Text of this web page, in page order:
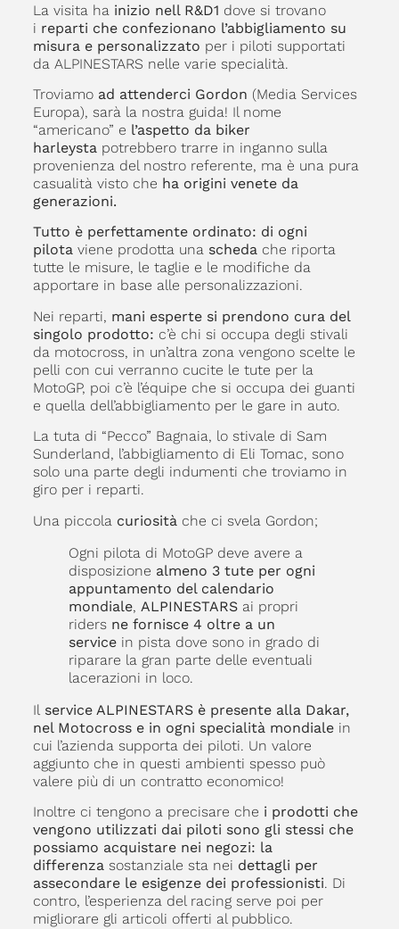
La visita ha inizio nell R&D1 dove si trovano
i reparti che confezionano l’abbigliamento su
misura e personalizzato per i piloti supportati
da ALPINESTARS nelle varie specialità.
Troviamo ad attenderci Gordon (Media Services
Europa), sarà la nostra guida! Il nome
“americano” e l’aspetto da biker
harleystapotrebbero trarre in inganno sulla
provenienza del nostro referente, ma è una pura
casualità visto che ha origini venete da
generazioni.
Tutto è perfettamente ordinato: di ogni
pilotaviene prodotta una scheda che riporta
tutte le misure, le taglie e le modifiche da
apportare in base alle personalizzazioni.
Nei reparti, mani esperte si prendono cura del
singolo prodotto: c’è chi si occupa degli stivali
da motocross, in un’altra zona vengono scelte le
pelli con cui verranno cucite le tute per la
MotoGP, poi c’è l’équipe che si occupa dei guanti
e quella dell’abbigliamento per le gare in auto.
La tuta di “Pecco” Bagnaia, lo stivale di Sam
Sunderland, l’abbigliamento di Eli Tomac, sono
solo una parte degli indumenti che troviamo in
giro per i reparti.
Una piccola curiosità che ci svela Gordon;
Ogni pilota di MotoGP deve avere a
disposizione almeno 3 tute per ogni
appuntamento del calendario
mondiale, ALPINESTARS ai propri
riders ne fornisce 4 oltre a un
service in pista dove sono in grado di
riparare la gran parte delle eventuali
lacerazioni in loco.
Il service ALPINESTARS è presente alla Dakar,
nel Motocross e in ogni specialità mondialein
cui l’azienda supporta dei piloti. Un valore
aggiunto che in questi ambienti spesso può
valere più di un contratto economico!
Inoltre ci tengono a precisare che i prodotti che
vengono utilizzati dai piloti sono gli stessi che
possiamo acquistare nei negozi: la
differenzasostanziale sta nei dettagli per
assecondare le esigenze dei professionisti. Di
contro, l’esperienza del racing serve poi per
migliorare gli articoli offerti al pubblico.